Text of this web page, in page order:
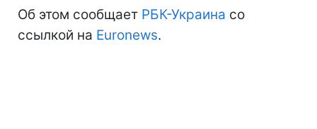
Об этом сообщает РБК-Украина со
ссылкой на Euronews.